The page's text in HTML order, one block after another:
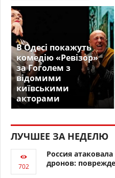
В Одесі покажуть
комедію «Ревізор»
за Гоголем з
відомими
київськими
акторами
ЛУЧШЕЕ ЗА НЕДЕЛЮ
Россия
дронов: